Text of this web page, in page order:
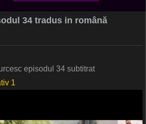
34 tradus in română
episodul 34 subtitrat
1